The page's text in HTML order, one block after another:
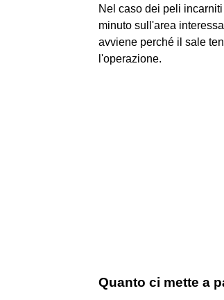
Nel caso dei peli
minuto sull'area
avviene perché il sale
l'operazione.
Quanto ci mette a